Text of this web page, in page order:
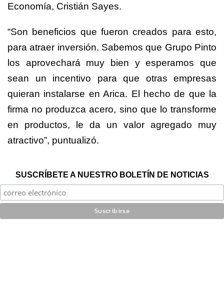
Economía, Cristián Sayes.
“Son beneficios que fueron creados para esto,
para atraer inversión. Sabemos que Grupo Pinto
los aprovechará muy bien y esperamos que
sean un incentivo para que otras empresas
quieran instalarse en Arica. El hecho de que la
firma no produzca acero, sino que lo transforme
en productos, le da un valor agregado muy
atractivo”, puntualizó.
SUSCRÍBETE A NUESTRO BOLETÍN DE NOTICIAS